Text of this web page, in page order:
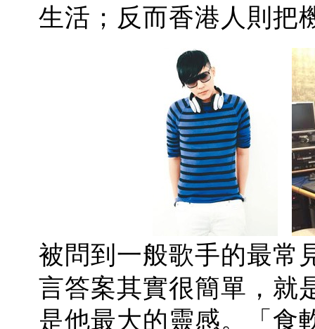
生活；反而香港人則把
被問到一般歌手的最常
言答案其實很簡單，就
是他最大的靈感。「食